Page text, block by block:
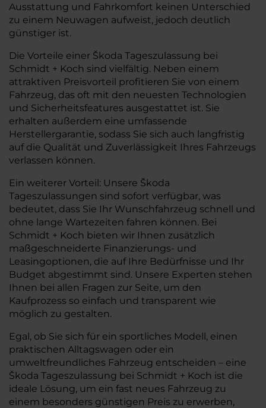
Ausstattung und Fahrkomfort keinen Unterschied
zu einem Neuwagen aufweist, jedoch deutlich
günstiger ist.
Die Vorteile einer Škoda Tageszulassung bei
Schmidt + Koch sind vielfältig. Neben einem
attraktiven Preisvorteil profitieren Sie von einem
Fahrzeug, das oft mit den neuesten Technologien
und Sicherheitsfeatures ausgestattet ist. Sie
erhalten außerdem eine umfassende
Herstellergarantie, sodass Sie sich auch langfristig
auf die Qualität und Zuverlässigkeit Ihres Fahrzeugs
verlassen können.
Ein weiterer Vorteil: Unsere Škoda
Tageszulassungen sind sofort verfügbar, was
bedeutet, dass Sie Ihr Wunschfahrzeug schnell und
ohne lange Wartezeiten fahren können. Bei
Schmidt + Koch bieten wir Ihnen zusätzlich
maßgeschneiderte Finanzierungs- und
Leasingoptionen, die auf Ihre Bedürfnisse und Ihr
Budget abgestimmt sind. Unsere Experten stehen
Ihnen bei allen Fragen zur Seite, um den
Kaufprozess so einfach und transparent wie
möglich zu gestalten.
Egal, ob Sie sich für ein sportliches Modell, einen
praktischen Alltagswagen oder ein
umweltfreundliches Fahrzeug entscheiden – eine
Škoda Tageszulassung bei Schmidt + Koch ist die
ideale Lösung, um ein fast neues Fahrzeug zu
einem besonders günstigen Preis zu erwerben,